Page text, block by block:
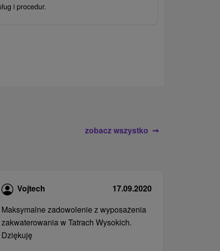
i procedur.
zobacz wszystko
Vojtech
17.09.2020
Maksymalne zadowolenie z wyposażenia
zakwaterowania w Tatrach Wysokich.
Dziękuję